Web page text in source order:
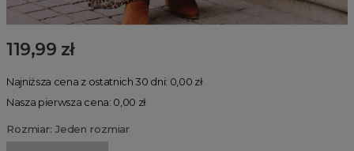
119,99 zł
Najniższa cena z ostatnich 30 dni: 0,00 zł
Nasza pierwsza cena: 0,00 zł
Rozmiar: Jeden rozmiar